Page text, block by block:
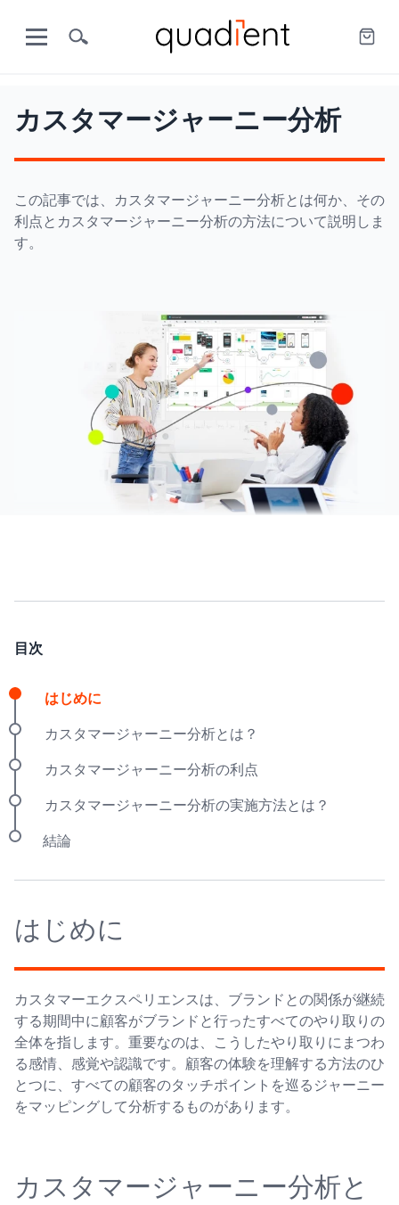
カスタマージャーニー分析
この記事では、カスタマージャーニー分析とは何か、その
利点とカスタマージャーニー分析の方法について説明しま
す。
目次
はじめに
カスタマージャーニー分析とは？
カスタマージャーニー分析の利点
カスタマージャーニー分析の実施方法とは？
結論
はじめに
カスタマーエクスペリエンスは、ブランドとの関係が継続
する期間中に顧客がブランドと行ったすべてのやり取りの
全体を指します。重要なのは、こうしたやり取りにまつわ
る感情、感覚や認識です。顧客の体験を理解する方法のひ
とつに、すべての顧客のタッチポイントを巡るジャーニー
をマッピングして分析するものがあります。
カスタマージャーニー分析と